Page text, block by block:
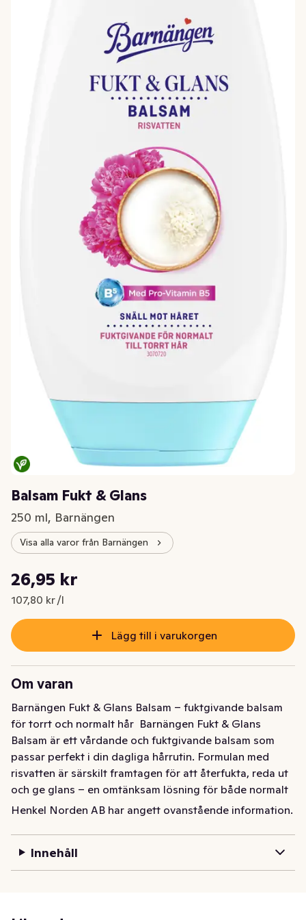
Balsam Fukt & Glans
250 ml, Barnängen
Visa alla varor från Barnängen
Nuvarande pris är: 26,95 kr
26,95 kr
107,80 kr /l
Styckpris: 107,80 kr /l
Lägg till i varukorgen
Om varan
Barnängen Fukt & Glans Balsam – fuktgivande balsam
för torrt och normalt hår  Barnängen Fukt & Glans
Balsam är ett vårdande och fuktgivande balsam som
passar perfekt i din dagliga hårrutin. Formulan med
risvatten är särskilt framtagen för att återfukta, reda ut
och ge glans – en omtänksam lösning för både normalt
och torrt hår. Resultatet? Ett hår som känns lättkammat,
del av Barnängens omtänksamma produkter för torrt
hår – utvecklat för att ge näring och glans till hela
familjens olika hårbehov.  Fördelar: - Fuktgivande
Henkel Norden AB har angett ovanstående information.
Innehåll